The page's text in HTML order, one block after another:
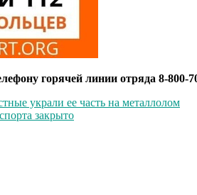
горячей линии отряда 8-800-
украли ее часть на металлолом
закрыто